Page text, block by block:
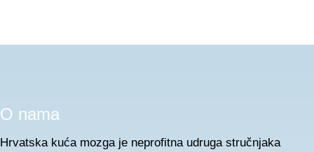
O nama
Hrvatska kuća mozga je neprofitna udruga stručnjaka